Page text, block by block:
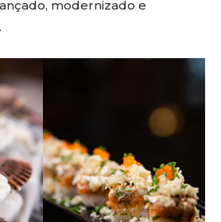
modernizado e